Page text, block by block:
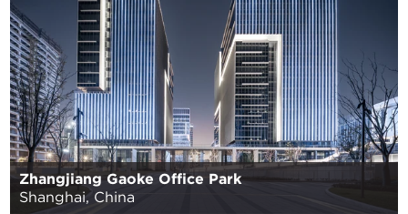
Zhangjiang Gaoke Office Park
Shanghai, China